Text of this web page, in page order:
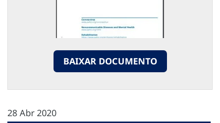
BAIXAR DOCUMENTO
28 Abr 2020